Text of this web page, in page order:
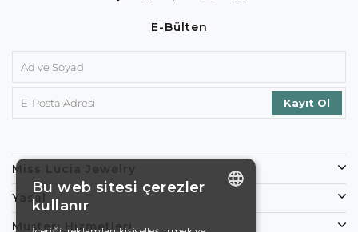
E-Bülten
Miss Lucia Jewelry
Yasal
Müşteri Hizmetleri
Bu web sitesi çerezler
kullanır